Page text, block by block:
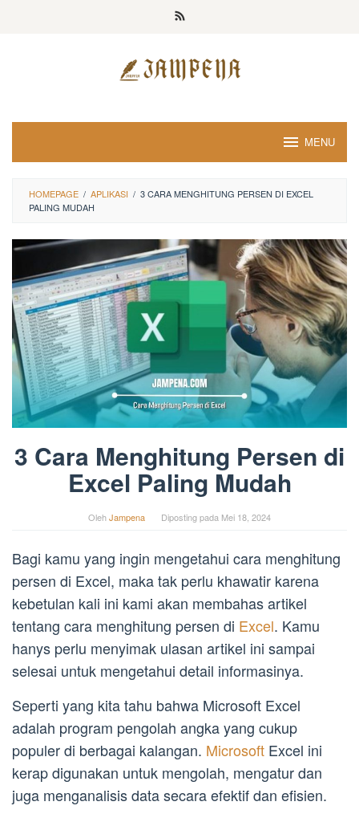
MENU
HOMEPAGE / APLIKASI / 3 CARA MENGHITUNG PERSEN DI EXCEL
PALING MUDAH
3 Cara Menghitung Persen di
Excel Paling Mudah
OlehJampena Diposting pada Mei 18, 2024
Bagi kamu yang ingin mengetahui cara menghitung
persen di Excel, maka tak perlu khawatir karena
kebetulan kali ini kami akan membahas artikel
tentang cara menghitung persen di Excel. Kamu
hanys perlu menyimak ulasan artikel ini sampai
selesai untuk mengetahui detail informasinya.
Seperti yang kita tahu bahwa Microsoft Excel
adalah program pengolah angka yang cukup
populer di berbagai kalangan. Microsoft Excel ini
kerap digunakan untuk mengolah, mengatur dan
juga menganalisis data secara efektif dan efisien.